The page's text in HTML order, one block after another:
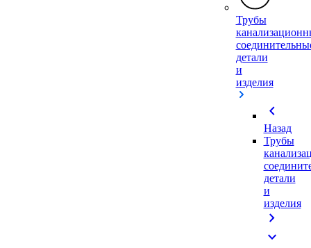
Трубы
детали
и
изделия
chevron_left
Назад
Трубы
детали
и
изделия
chevron_right
expand_more